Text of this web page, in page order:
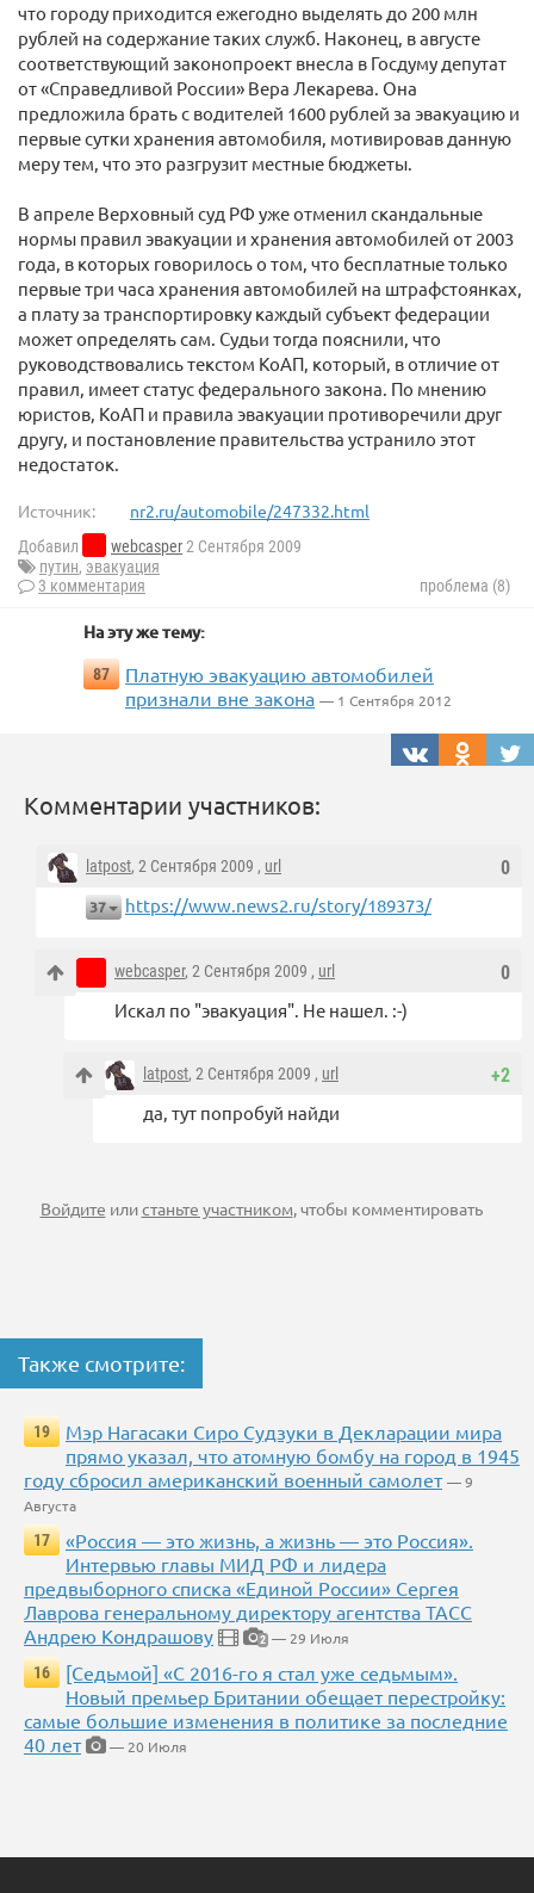
что городу приходится ежегодно выделять до 200 млн
рублей на содержание таких служб. Наконец, в августе
соответствующий законопроект внесла в Госдуму депутат
от «Справедливой России» Вера Лекарева. Она
предложила брать с водителей 1600 рублей за эвакуацию и
первые сутки хранения автомобиля, мотивировав данную
меру тем, что это разгрузит местные бюджеты.
В апреле Верховный суд РФ уже отменил скандальные
нормы правил эвакуации и хранения автомобилей от 2003
года, в которых говорилось о том, что бесплатные только
первые три часа хранения автомобилей на штрафстоянках,
а плату за транспортировку каждый субъект федерации
может определять сам. Судьи тогда пояснили, что
руководствовались текстом КоАП, который, в отличие от
правил, имеет статус федерального закона. По мнению
юристов, КоАП и правила эвакуации противоречили друг
другу, и постановление правительства устранило этот
недостаток.
Источник: nr2.ru/automobile/247332.html
Добавил webcasper2 Сентября 2009
путин, эвакуация
3 комментария
проблема (8)
На эту же тему:
87
Платную эвакуацию автомобилей
признали вне закона — 1 Сентября 2012
Комментарии участников:
0
latpost, 2 Сентября 2009 , url
37 https://www.news2.ru/story/189373/
0
webcasper, 2 Сентября 2009 , url
Искал по "эвакуация". Не нашел. :-)
+2
latpost, 2 Сентября 2009 , url
да, тут попробуй найди
Войдите илистаньте участником, чтобы комментировать
Также смотрите:
19
Мэр Нагасаки Сиро Судзуки в Декларации мира
прямо указал, что атомную бомбу на город в 1945
году сбросил американский военный самолет — 9
Августа
17
«Россия — это жизнь, а жизнь — это Россия».
Интервью главы МИД РФ и лидера
предвыборного списка «Единой России» Сергея
Лаврова генеральному директору агентства ТАСС
Андрею Кондрашову
2 — 29 Июля
16
[Седьмой] «С 2016-го я стал уже седьмым».
Новый премьер Британии обещает перестройку:
самые большие изменения в политике за последние
40 лет
— 20 Июля